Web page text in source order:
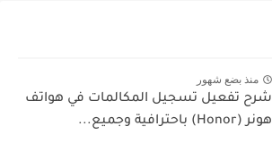
منذ بضع شهور
شرح تفعيل تسجيل المكالمات في هواتف
هونر (Honor) باحترافية وجميع...